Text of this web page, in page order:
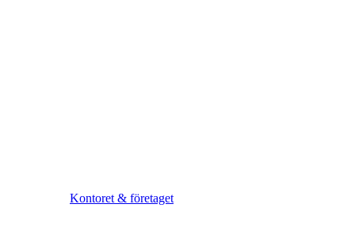
Kontoret & företaget